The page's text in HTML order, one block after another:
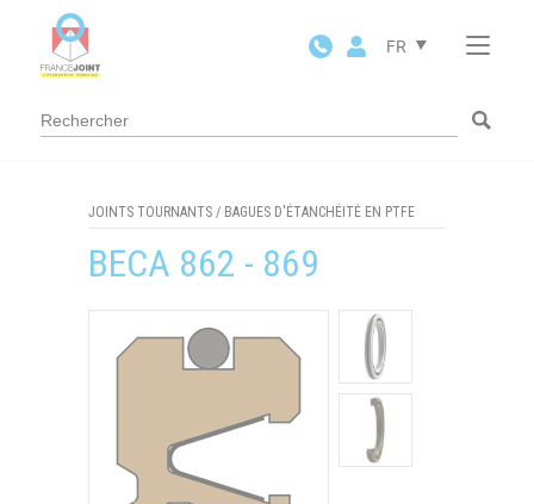
FR
JOINTS TOURNANTS / BAGUES D'ÉTANCHÉITÉ EN PTFE
BECA 862 - 869